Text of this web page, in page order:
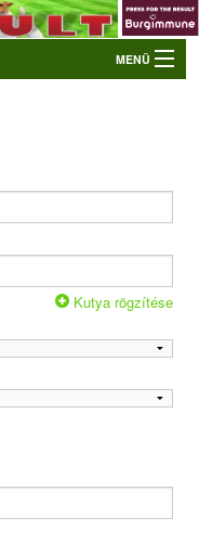
MENÜ
Kutya rögzítése